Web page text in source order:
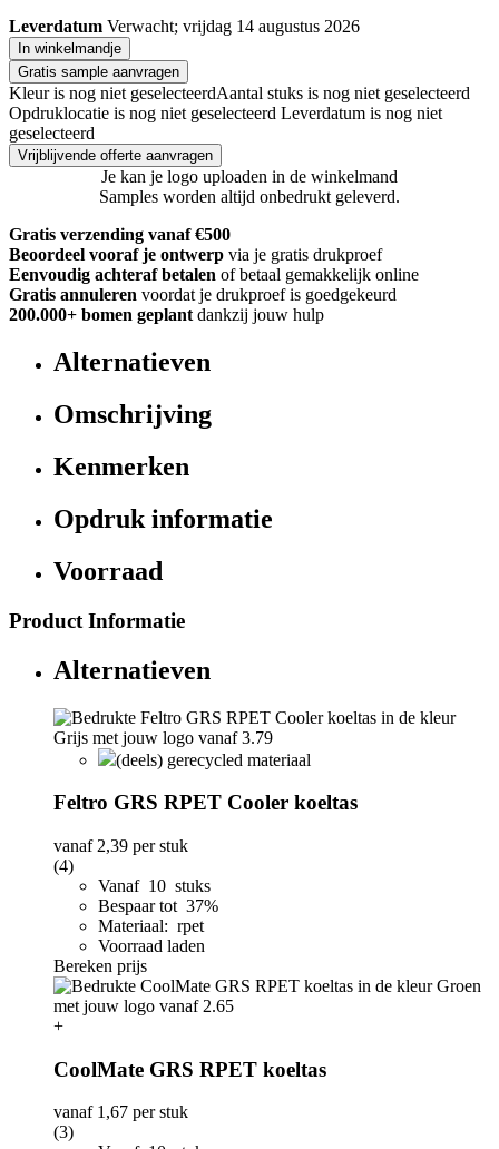
Leverdatum Verwacht; vrijdag 14 augustus 2026
In winkelmandje
Gratis sample aanvragen
Kleur is nog niet geselecteerdAantal stuks is nog niet geselecteerd
Opdruklocatie is nog niet geselecteerd Leverdatum is nog niet
geselecteerd
Vrijblijvende offerte aanvragen
Je kan je logo uploaden in de winkelmand
Samples worden altijd onbedrukt geleverd.
Gratis verzending vanaf €500
Beoordeel vooraf je ontwerp via je gratis drukproef
Eenvoudig achteraf betalen of betaal gemakkelijk online
Gratis annuleren voordat je drukproef is goedgekeurd
200.000+ bomen geplant dankzij jouw hulp
Alternatieven
Omschrijving
Kenmerken
Opdruk informatie
Voorraad
Product Informatie
Alternatieven
(deels) gerecycled materiaal
Feltro GRS RPET Cooler koeltas
vanaf 2,39 per stuk
(4)
Vanaf 10 stuks
Bespaar tot 37%
Materiaal: rpet
Voorraad laden
Bereken prijs
+
CoolMate GRS RPET koeltas
vanaf 1,67 per stuk
(3)